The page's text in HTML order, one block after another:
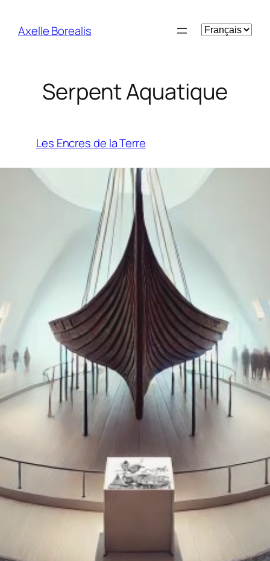
contenu
Axelle Borealis
Choisir
Serpent Aquatique
Les Encres de la Terre